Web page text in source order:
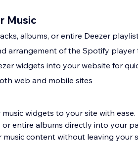
Music
albums, or entire Deezer
arrangement of the Spotify player
widgets into your website for
web and mobile sites
widgets to your site with
entire albums directly into your
content without leaving your